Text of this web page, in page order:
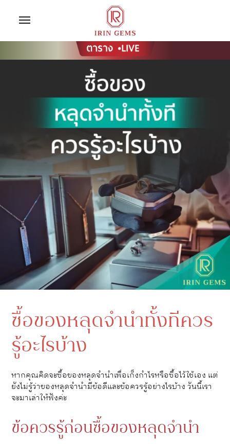
ซื้อของหลุดจำนำทั้งทีควร
รู้อะไรบ้าง
หากคุณคิดจะซื้อของหลุดจำนำเพื่อเก็งกำไรหรือซื้อไว้ใช้เอง แต่
ยังไม่รู้ว่าของหลุดจำนำมีข้อดีและข้อควรรู้อย่างไรบ้าง วันนี้เรา
จะมาเล่าให้ฟังค่ะ
ข้อควรรู้ก่อนซื้อของหลุดจำนำ